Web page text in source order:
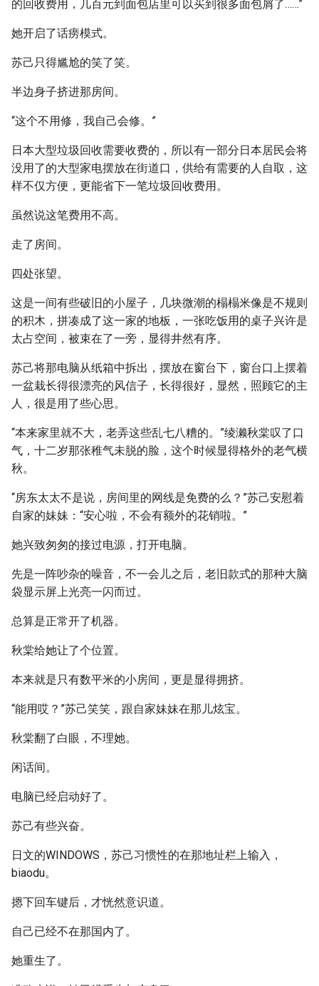
的回收费用，几百元到面包店里可以买到很多面包屑了……”
她开启了话痨模式。
苏己只得尴尬的笑了笑。
半边身子挤进那房间。
“这个不用修，我自己会修。”
日本大型垃圾回收需要收费的，所以有一部分日本居民会将
没用了的大型家电摆放在街道口，供给有需要的人自取，这
样不仅方便，更能省下一笔垃圾回收费用。
虽然说这笔费用不高。
走了房间。
四处张望。
这是一间有些破旧的小屋子，几块微潮的榻榻米像是不规则
的积木，拼凑成了这一家的地板，一张吃饭用的桌子兴许是
太占空间，被束在了一旁，显得井然有序。
苏己将那电脑从纸箱中拆出，摆放在窗台下，窗台口上摆着
一盆栽长得很漂亮的风信子，长得很好，显然，照顾它的主
人，很是用了些心思。
“本来家里就不大，老弄这些乱七八糟的。”绫濑秋棠叹了口
气，十二岁那张稚气未脱的脸，这个时候显得格外的老气横
秋。
“房东太太不是说，房间里的网线是免费的么？”苏己安慰着
自家的妹妹：“安心啦，不会有额外的花销啦。”
她兴致匆匆的接过电源，打开电脑。
先是一阵吵杂的噪音，不一会儿之后，老旧款式的那种大脑
袋显示屏上光亮一闪而过。
总算是正常开了机器。
秋棠给她让了个位置。
本来就是只有数平米的小房间，更是显得拥挤。
“能用哎？”苏己笑笑，跟自家妹妹在那儿炫宝。
秋棠翻了白眼，不理她。
闲话间。
电脑已经启动好了。
苏己有些兴奋。
日文的WINDOWS，苏己习惯性的在那地址栏上输入，
biaodu。
摁下回车键后，才恍然意识道。
自己已经不在那国内了。
她重生了。